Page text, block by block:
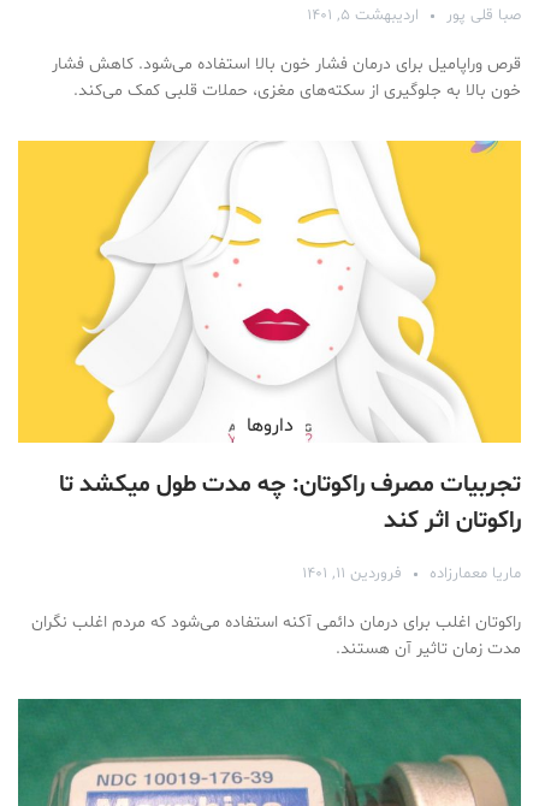
صبا قلی پور اردیبهشت ۵, ۱۴۰۱
قرص وراپامیل برای درمان فشار خون بالا استفاده می‌شود. کاهش فشار
خون بالا به جلوگیری از سکته‌های مغزی، حملات قلبی کمک می‌کند.
دارو‌ها
تجربیات مصرف راکوتان: چه مدت طول میکشد تا
راکوتان اثر کند
ماریا معمارزاده فروردین ۱۱, ۱۴۰۱
راکوتان اغلب برای درمان دائمی آکنه استفاده می‌شود که مردم اغلب نگران
مدت زمان تاثیر آن هستند.